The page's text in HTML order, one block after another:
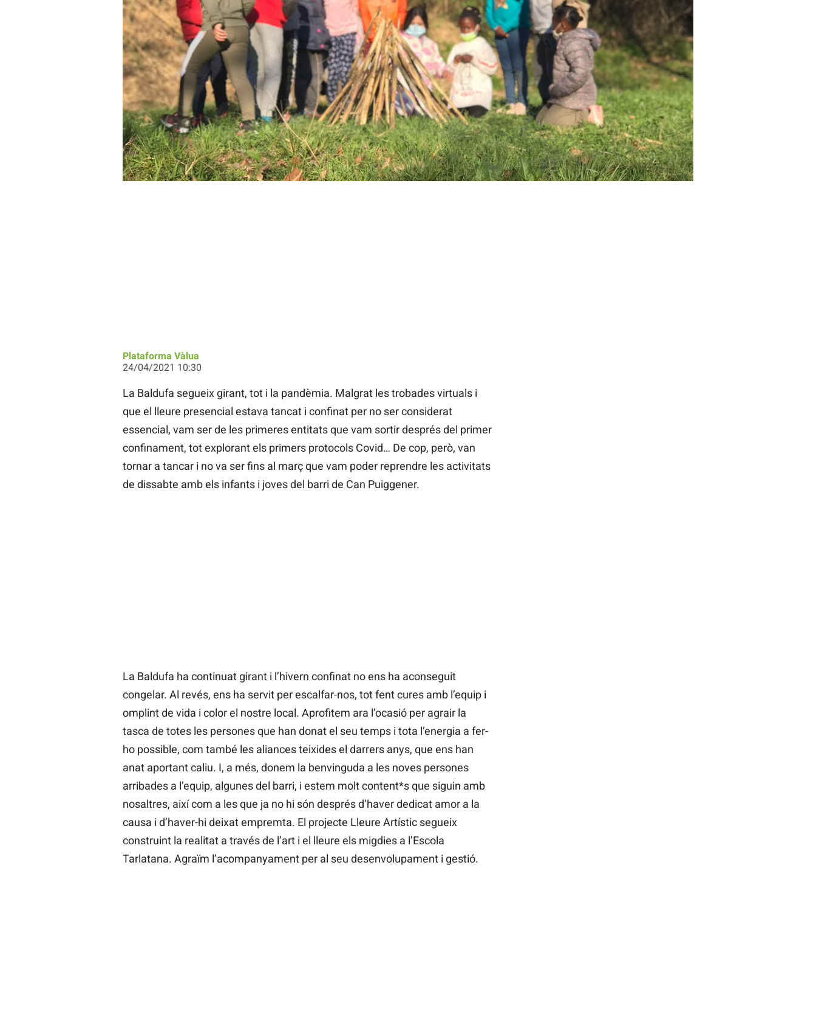
Plataforma Vàlua
24/04/2021 10:30
La Baldufa segueix girant, tot i la pandèmia. Malgrat les trobades virtuals i
que el lleure presencial estava tancat i confinat per no ser considerat
essencial, vam ser de les primeres entitats que vam sortir després del primer
confinament, tot explorant els primers protocols Covid… De cop, però, van
tornar a tancar i no va ser fins al març que vam poder reprendre les activitats
de dissabte amb els infants i joves del barri de Can Puiggener.
La Baldufa ha continuat girant i l’hivern confinat no ens ha aconseguit
congelar. Al revés, ens ha servit per escalfar-nos, tot fent cures amb l’equip i
omplint de vida i color el nostre local. Aprofitem ara l’ocasió per agrair la
tasca de totes les persones que han donat el seu temps i tota l’energia a fer-
ho possible, com també les aliances teixides el darrers anys, que ens han
anat aportant caliu. I, a més, donem la benvinguda a les noves persones
arribades a l’equip, algunes del barri, i estem molt content*s que siguin amb
nosaltres, així com a les que ja no hi són després d’haver dedicat amor a la
causa i d’haver-hi deixat empremta. El projecte Lleure Artístic segueix
construint la realitat a través de l’art i el lleure els migdies a l’Escola
Tarlatana. Agraïm l’acompanyament per al seu desenvolupament i gestió.